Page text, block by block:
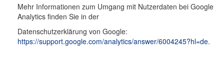
Mehr Informationen zum Umgang mit Nutzerdaten bei Google
Analytics finden Sie in der
Datenschutzerklärung von Google:
https://support.google.com/analytics/answer/6004245?hl=de.